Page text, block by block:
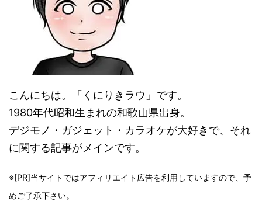
こんにちは。「くにりきラウ」です。
1980年代昭和生まれの和歌山県出身。
デジモノ・ガジェット・カラオケが大好きで、それ
に関する記事がメインです。
※[PR]当サイトではアフィリエイト広告を利用していますので、予
めご了承下さい。